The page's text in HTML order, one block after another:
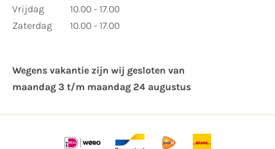
Vrijdag
Zaterdag
10.00 - 17.00
10.00 - 17.00
Wegens vakantie zijn wij gesloten van ​
maandag 3 t/m maandag 24 augustus